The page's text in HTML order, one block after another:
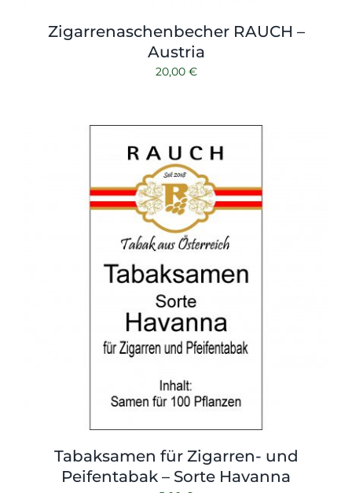
Zigarrenaschenbecher RAUCH –
Austria
20,00 €
Tabaksamen für Zigarren- und
Peifentabak – Sorte Havanna